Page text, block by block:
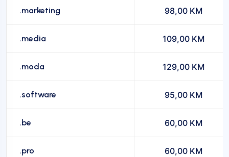
.marketing 98,00 KM
.media 109,00 KM
.moda 129,00 KM
.software 95,00 KM
.be 60,00 KM
.pro 60,00 KM